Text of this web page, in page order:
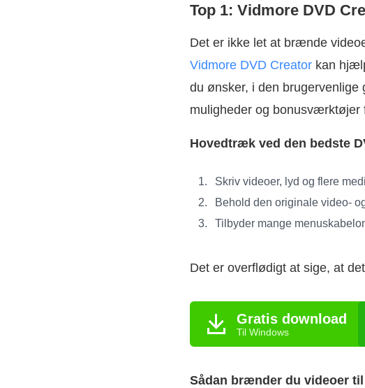
Top 1: Vidmore DVD
Det er ikke let at brænde
Vidmore DVD Creator kan
du ønsker, i den
muligheder og bonusværktøjer
Hovedtræk ved den bedste
Skriv videoer, lyd og flere
Behold den originale video-
Tilbyder mange
Det er overflødigt at sige, at
Gratis download
Til Windows
Sådan brænder du videoer